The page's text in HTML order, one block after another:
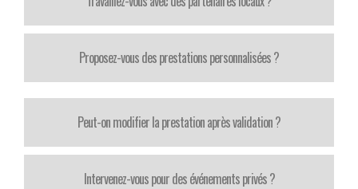
Proposez-vous des prestations personnalisées ?
Peut-on modifier la prestation après validation ?
Intervenez-vous pour des événements privés ?